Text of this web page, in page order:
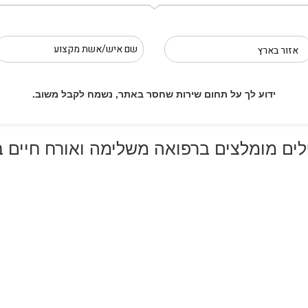
ידוע לך על תחום שירות שחסר באתר, נשמח לקבל משוב.
מומלצים ברפואה משלימה ואורח חיים